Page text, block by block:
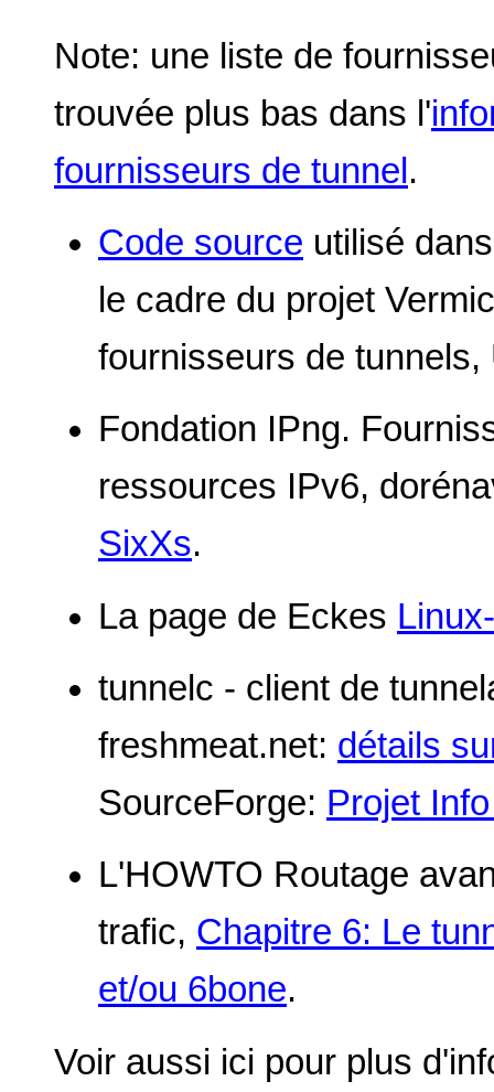
Note: une liste de
trouvée plus bas dans l'
fournisseurs de tunnel.
Code source utilisé
le cadre du projet
fournisseurs de
Fondation IPng.
ressources IPv6,
SixXs.
La page de Eckes
tunnelc - client de
freshmeat.net: détails
SourceForge: Projet
L'HOWTO Routage
trafic, Chapitre 6: Le
et/ou 6bone.
Voir aussi ici pour plus